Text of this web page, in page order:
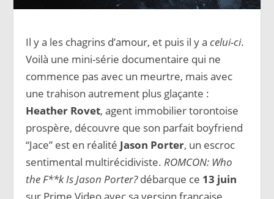
Il y a les chagrins d’amour, et puis il y acelui-ci.
Voilà une mini-série documentaire qui ne
commence pas avec un meurtre, mais avec
une trahison autrement plus glaçante :
Heather Rovet, agent immobilier torontoise
prospère, découvre que son parfait boyfriend
“Jace” est en réalité Jason Porter, un escroc
sentimental multirécidiviste.ROMCON: Who
the F**k Is Jason Porter?débarque ce 13 juin